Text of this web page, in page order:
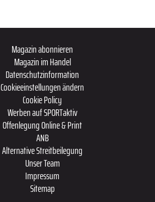
Magazin abonnieren
Magazin im Handel
Datenschutzinformation
Cookieeinstellungen ändern
Cookie Policy
Werben auf SPORTaktiv
Offenlegung Online & Print
ANB
Alternative Streitbeilegung
Unser Team
Impressum
Sitemap